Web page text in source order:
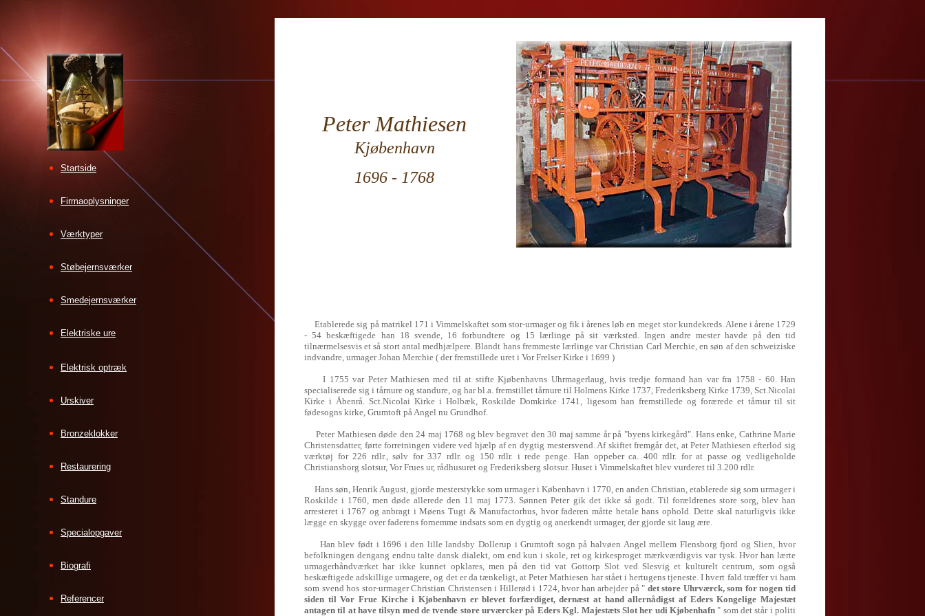
Startside
Firmaoplysninger
Værktyper
Støbejernsværker
Smedejernsværker
Elektriske ure
Elektrisk optræk
Urskiver
Bronzeklokker
Restaurering
Standure
Specialopgaver
Biografi
Referencer
Peter Mathiesen
Kjøbenhavn
1696 - 1768
Etablerede sig på matrikel 171 i Vimmelskaftet som stor-urmager og fik i årenes løb en meget stor kundekreds. Alene i årene 1729
- 54 beskæftigede han 18 svende, 16 forbundtere og 15 lærlinge på sit værksted. Ingen andre mester havde på den tid
tilnærmelsesvis et så stort antal medhjælpere. Blandt hans fremmeste lærlinge var Christian Carl Merchie, en søn af den schweiziske
indvandre, urmager Johan Merchie ( der fremstillede uret i Vor Frelser Kirke i 1699 )
I 1755 var Peter Mathiesen med til at stifte Kjøbenhavns Uhrmagerlaug, hvis tredje formand han var fra 1758 - 60. Han
specialiserede sig i tårnure og standure, og har bl.a. fremstillet tårnure til Holmens Kirke 1737, Frederiksberg Kirke 1739, Sct.Nicolai
Kirke i Åbenrå. Sct.Nicolai Kirke i Holbæk, Roskilde Domkirke 1741, ligesom han fremstillede og forærede et tårnur til sit
fødesogns kirke, Grumtoft på Angel nu Grundhof.
Peter Mathiesen døde den 24 maj 1768 og blev begravet den 30 maj samme år på "byens kirkegård". Hans enke, Cathrine Marie
Christensdatter, førte forretningen videre ved hjælp af en dygtig mestersvend. Af skiftet fremgår det, at Peter Mathiesen efterlod sig
værktøj for 226 rdlr., sølv for 337 rdlr. og 150 rdlr. i rede penge. Han oppeber ca. 400 rdlr. for at passe og vedligeholde
Christiansborg slotsur, Vor Frues ur, rådhusuret og Frederiksberg slotsur. Huset i Vimmelskaftet blev vurderet til 3.200 rdlr.
Hans søn, Henrik August, gjorde mesterstykke som urmager i København i 1770, en anden Christian, etablerede sig som urmager i
Roskilde i 1760, men døde allerede den 11 maj 1773. Sønnen Peter gik det ikke så godt. Til forældrenes store sorg, blev han
arresteret i 1767 og anbragt i Møens Tugt & Manufactorhus, hvor faderen måtte betale hans ophold. Dette skal naturligvis ikke
lægge en skygge over faderens fornemme indsats som en dygtig og anerkendt urmager, der gjorde sit laug ære.
Han blev født i 1696 i den lille landsby Dollerup i Grumtoft sogn på halvøen Angel mellem Flensborg fjord og Slien, hvor
befolkningen dengang endnu talte dansk dialekt, om end kun i skole, ret og kirkesproget mærkværdigvis var tysk. Hvor han lærte
urmagerhåndværket har ikke kunnet opklares, men på den tid vat Gottorp Slot ved Slesvig et kulturelt centrum, som også
beskæftigede adskillige urmagere, og det er da tænkeligt, at Peter Mathiesen har stået i hertugens tjeneste. I hvert fald træffer vi ham
som svend hos stor-urmager Christian Christensen i Hillerød i 1724, hvor han arbejder på " det store Uhrværck, som for nogen tid
siden til Vor Frue Kirche i Kjøbenhavn er blevet forfærdiget, dernæst at hand allernådigst af Eders Kongelige Majestæt
antagen til at have tilsyn med de tvende store urværcker på Eders Kgl. Majestæts Slot her udi Kjøbenhafn " som det står i politi